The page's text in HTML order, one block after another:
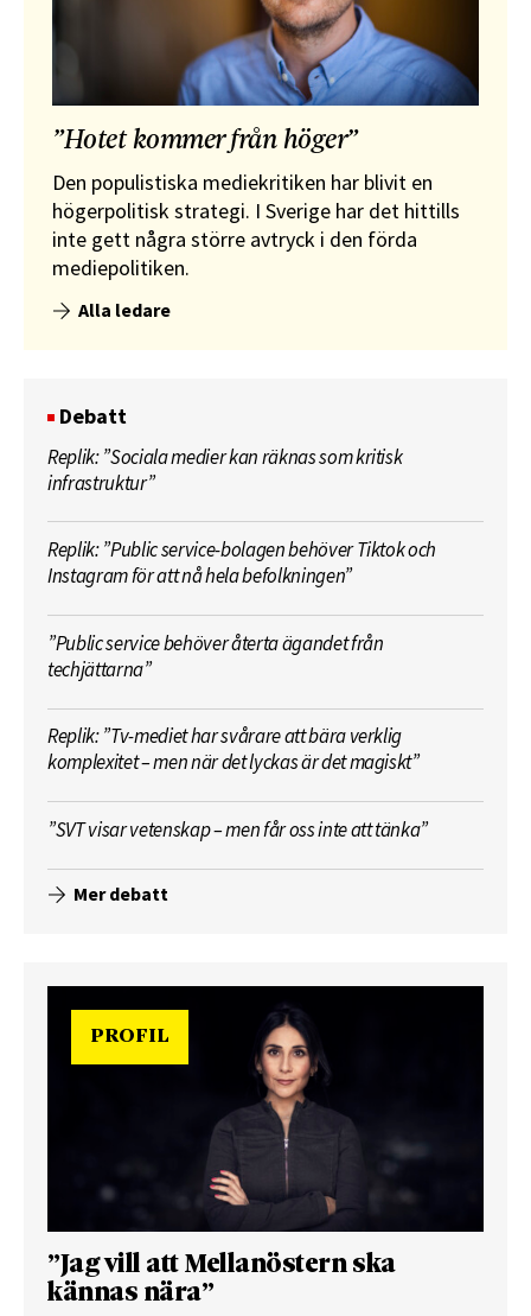
”Hotet kommer från höger”
Den populistiska mediekritiken har blivit en
högerpolitisk strategi. I Sverige har det hittills
inte gett några större avtryck i den förda
mediepolitiken.
Alla ledare
Debatt
Replik: ”Sociala medier kan räknas som kritisk
infrastruktur”
Replik: ”Public service-bolagen behöver Tiktok och
Instagram för att nå hela befolkningen”
”Public service behöver återta ägandet från
techjättarna”
Replik: ”Tv-mediet har svårare att bära verklig
komplexitet – men när det lyckas är det magiskt”
”SVT visar vetenskap – men får oss inte att tänka”
Mer debatt
PROFIL
”Jag vill att Mellanöstern ska
kännas nära”